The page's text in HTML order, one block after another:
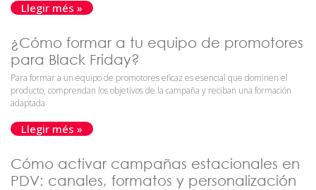
Llegir més »
¿Cómo formar a tu equipo de promotores
para Black Friday?
Para formar a un equipo de promotores eficaz es esencial que dominen el
producto, comprendan los objetivos de la campaña y reciban una formación
adaptada
Llegir més »
Cómo activar campañas estacionales en
PDV: canales, formatos y personalización